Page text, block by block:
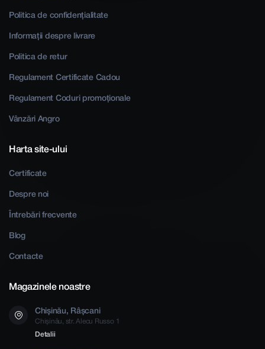
Politica de confidențialitate
Informații despre livrare
Politica de retur
Regulament Certificate Cadou
Regulament Coduri promoționale
Vânzări Angro
Harta site-ului
Certificate
Despre noi
Întrebări frecvente
Blog
Contacte
Magazinele noastre
Chișinău, Râșcani
Chișinău, str. Alecu Russo 1
Detalii